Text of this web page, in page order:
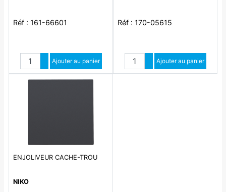
Réf : 161-66601
Quantité
Augmenter quantité
Diminuer quantité
Ajouter au panier
Réf : 170-05615
Quantité
Augmenter quantité
Diminuer quantité
Ajouter au panier
ENJOLIVEUR CACHE-TROU
NIKO